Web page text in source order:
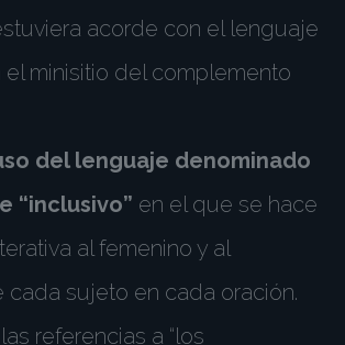
acorde con el lenguaje
minisitio del complemento
del lenguaje denominado
“inclusivo” en el que se hace
al femenino y al
cada sujeto en cada oración.
referencias a “los